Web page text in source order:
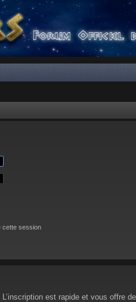
cette session
est rapide et vous offre